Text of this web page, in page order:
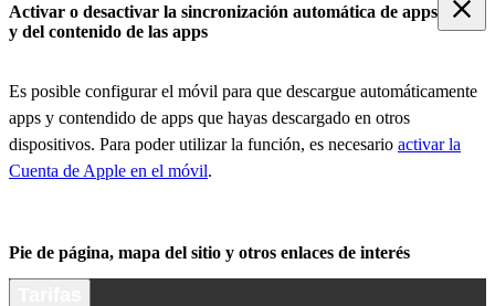
Activar o desactivar la sincronización automática de apps
y del contenido de las apps
Es posible configurar el móvil para que descargue automáticamente
apps y contendido de apps que hayas descargado en otros
dispositivos. Para poder utilizar la función, es necesario activar la
Cuenta de Apple en el móvil.
Pie de página, mapa del sitio y otros enlaces de interés